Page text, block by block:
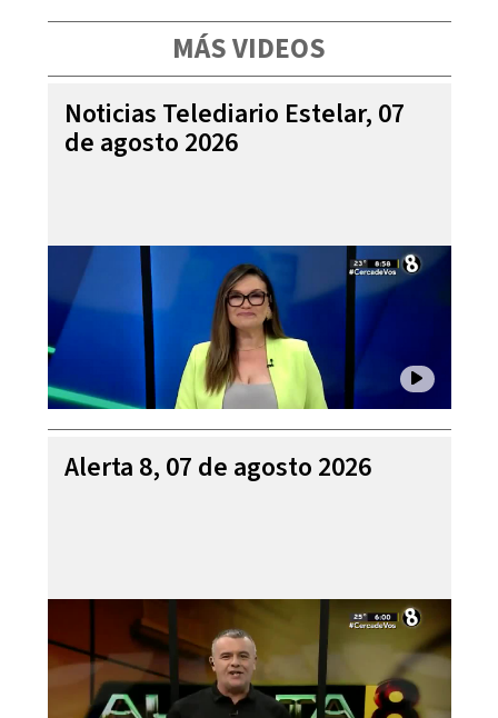
MÁS VIDEOS
Noticias Telediario Estelar, 07
de agosto 2026
Alerta 8, 07 de agosto 2026